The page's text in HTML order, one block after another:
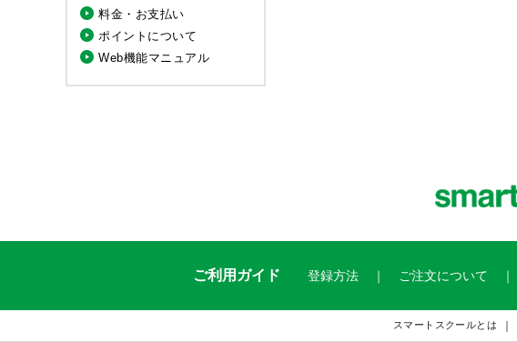
料金・お支払い
ポイントについて
Web機能マニュアル
ご利用ガイド 登録方法 ご注文について
スマートスクールとは